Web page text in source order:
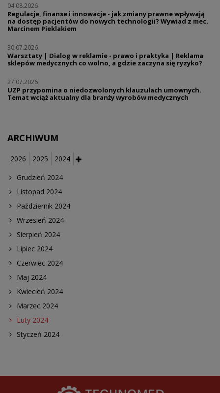
04.08.2026
Regulacje, finanse i innowacje - jak zmiany prawne wpływają
na dostęp pacjentów do nowych technologii? Wywiad z mec.
Marcinem Pieklakiem
30.07.2026
Warsztaty | Dialog w reklamie - prawo i praktyka | Reklama
sklepów medycznych co wolno, a gdzie zaczyna się ryzyko?
27.07.2026
UZP przypomina o niedozwolonych klauzulach umownych.
Temat wciąż aktualny dla branży wyrobów medycznych
ARCHIWUM
2026 2025 2024
Grudzień 2024
Listopad 2024
Październik 2024
Wrzesień 2024
Sierpień 2024
Lipiec 2024
Czerwiec 2024
Maj 2024
Kwiecień 2024
Marzec 2024
Luty 2024
Styczeń 2024